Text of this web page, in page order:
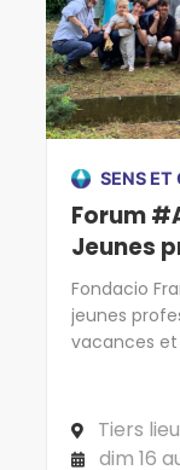
SENS ET
Forum
Jeunes
Fondacio
jeunes
vacances
Tiers
l'Esvière,
dim 16